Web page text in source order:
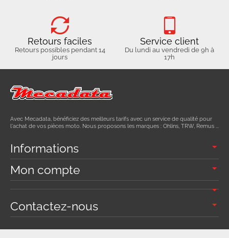
Retours faciles
Retours possibles pendant 14
jours
Service client
Du lundi au vendredi de 9h à
17h
Avec Mecadata, bénéficiez des meilleurs tarifs avec un service de qualité pour
l'achat de vos pièces moto. Nous proposons les marques : Ohlins, TRW, Remus ...
Informations
Mon compte
Contactez-nous